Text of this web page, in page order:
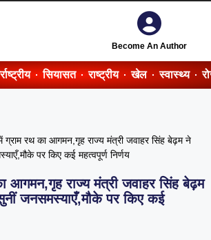
Become An Author
सियासत राष्ट्रीय खेल स्वास्थ्य
ग्राम रथ का आगमन,गृह राज्य मंत्री जवाहर सिंह बेढ़म ने
पर किए कई महत्वपूर्ण निर्णय
आगमन,गृह राज्य मंत्री जवाहर सिंह बेढ़म
जनसमस्याएँ,मौके पर किए कई